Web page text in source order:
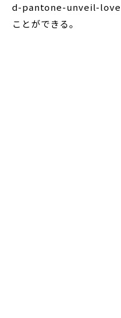
d-pantone-unveil-
ことができる。